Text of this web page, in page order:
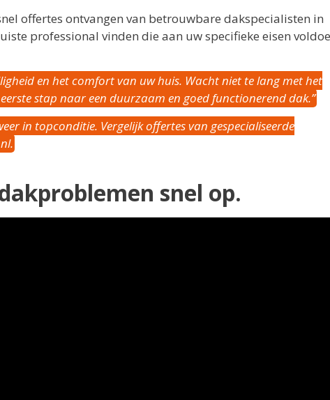
offertes ontvangen van betrouwbare dakspecialisten in
professional vinden die aan uw specifieke eisen
en het comfort van uw huis. Wacht niet te lang met het
stap naar een duurzaam en goed functionerend dak.”
in topconditie. Vergelijk offertes van gespecialiseerde
snel op.